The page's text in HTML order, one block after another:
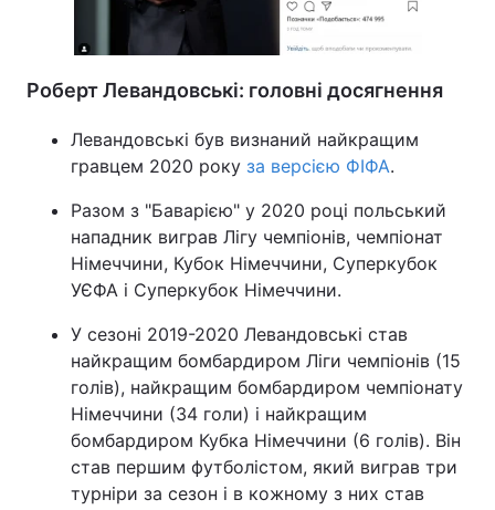
Роберт Левандовські: головні досягнення
Левандовські був визнаний найкращим
гравцем 2020 року за версією ФІФА.
Разом з "Баварією" у 2020 році польський
нападник виграв Лігу чемпіонів, чемпіонат
Німеччини, Кубок Німеччини, Суперкубок
УЄФА і Суперкубок Німеччини.
У сезоні 2019-2020 Левандовські став
найкращим бомбардиром Ліги чемпіонів (15
голів), найкращим бомбардиром чемпіонату
Німеччини (34 голи) і найкращим
бомбардиром Кубка Німеччини (6 голів). Він
став першим футболістом, який виграв три
турніри за сезон і в кожному з них став